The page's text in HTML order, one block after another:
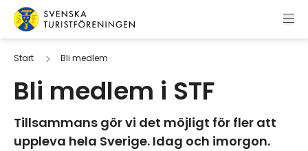
Hoppa till innehåll
Svenska Turistföreningen
Start Bli medlem
Bli medlem i STF
Tillsammans gör vi det möjligt för fler att
uppleva hela Sverige. Idag och imorgon.